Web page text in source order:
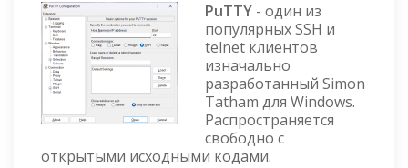
PuTTY - один из
популярных SSH и
telnet клиентов
изначально
разработанный Simon
Tatham для Windows.
Распространяется
свободно с
открытыми исходными кодами.